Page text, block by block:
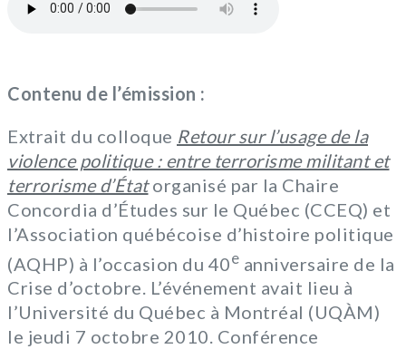
Contenu de l’émission :
Extrait du colloque Retour sur l’usage de la
violence politique : entre terrorisme militant et
terrorisme d’Étatorganisé par la Chaire
Concordia d’Études sur le Québec (CCEQ) et
l’Association québécoise d’histoire politique
(AQHP) à l’occasion du 40e anniversaire de la
Crise d’octobre. L’événement avait lieu à
l’Université du Québec à Montréal (UQÀM)
le jeudi 7 octobre 2010. Conférence